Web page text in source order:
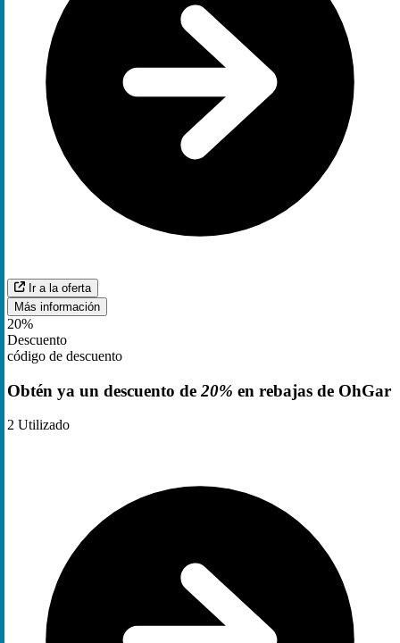
Ir a la oferta
Más información
20%
Descuento
código de descuento
Obtén ya un descuento de 20% en rebajas de OhGar
2 Utilizado